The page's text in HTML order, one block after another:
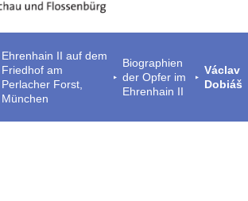
Ehrenhain II auf dem
Friedhof am
Perlacher Forst,
München
Biographien
der Opfer im
Ehrenhain II
Václav
Dobiáš